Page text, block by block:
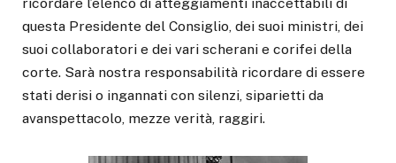
questa Presidente del Consiglio, dei suoi ministri, dei
suoi collaboratori e dei vari scherani e corifei della
corte. Sarà nostra responsabilità ricordare di essere
stati derisi o ingannati con silenzi, siparietti da
avanspettacolo, mezze verità, raggiri.